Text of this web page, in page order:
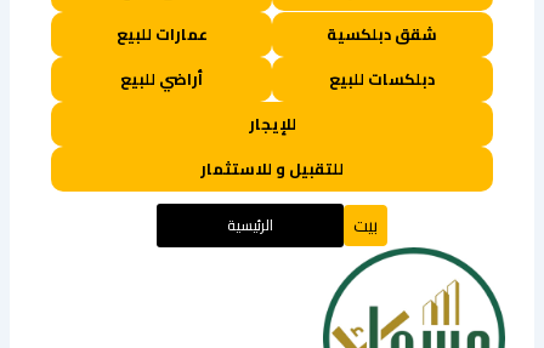
شقق دبلكسية
عمارات للبيع
دبلكسات للبيع
أراضي للبيع
للإيجار
للتقبيل و للاستثمار
بيت الرئيسية